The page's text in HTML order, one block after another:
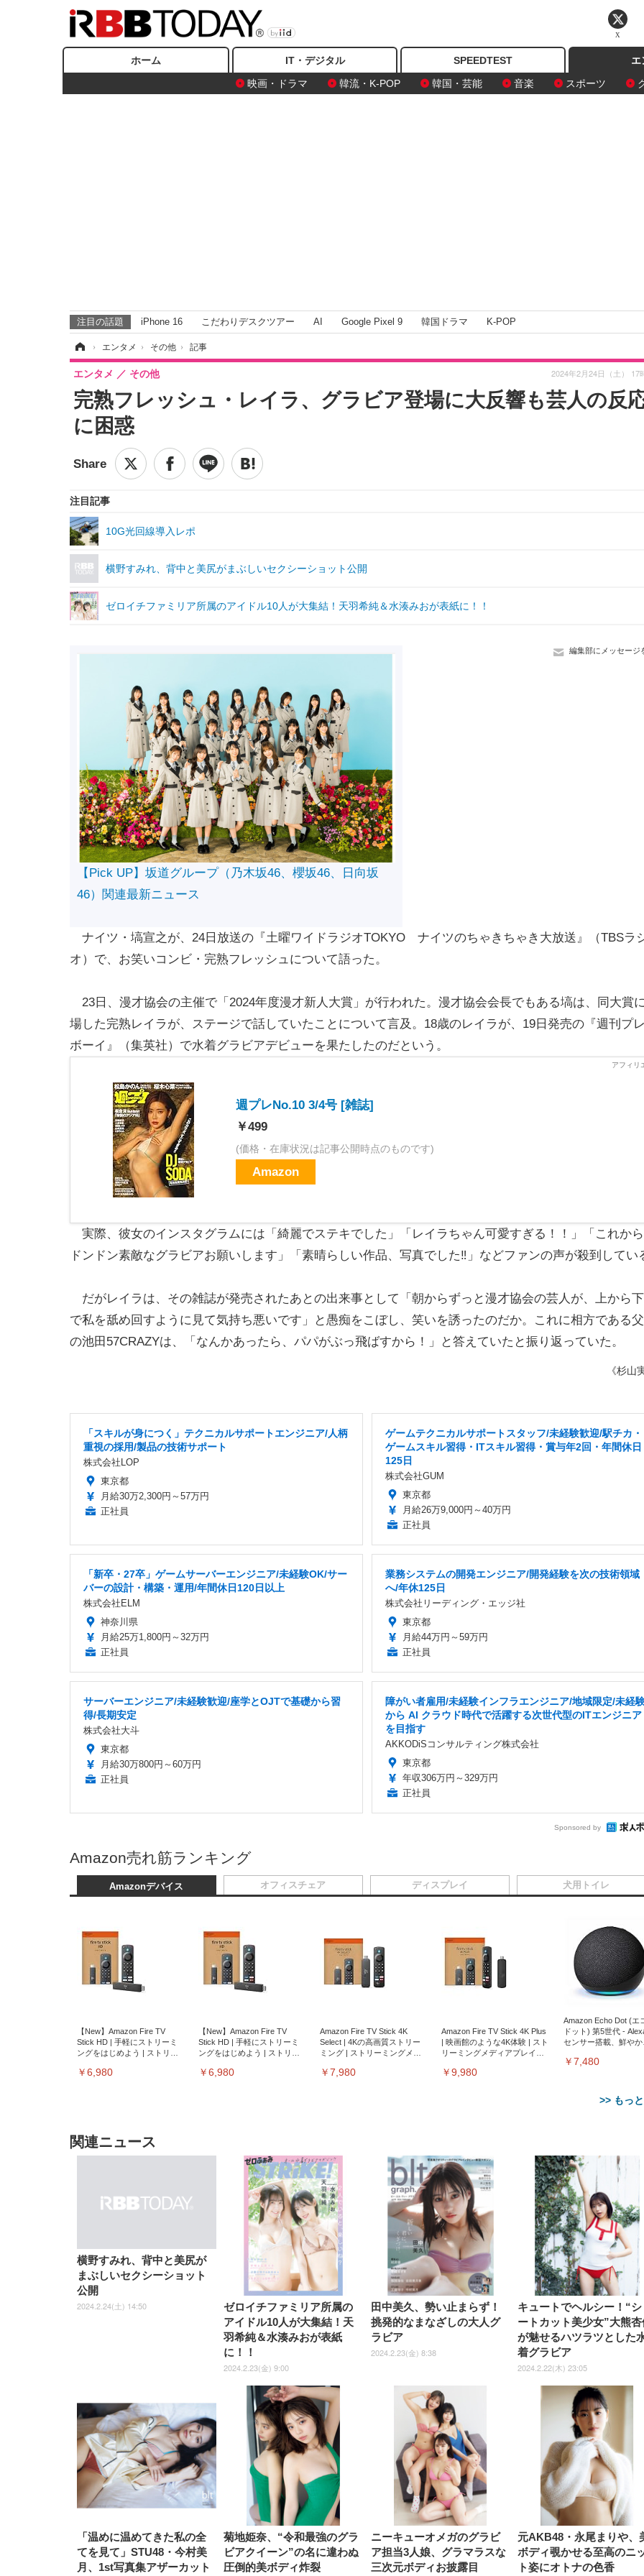
ホーム IT・デジタル SPEEDTEST
エ
映画・ドラマ
韓流・K-POP 韓国・芸能 音楽 スポーツ
注目の話題 iPhone 16 こだわりデスクツアー AI Google Pixel 9 韓国ドラマ K-POP
› エンタメ › その他 › 記事
完熟フレッシュ・レイラ、グラビア登場に大反響も芸人の反
に困惑
エンタメ その他 2024年2月24日（土） 17
注目記事
10G光回線導入レポ
横野すみれ、背中と美尻がまぶしいセクシーショット公開
ゼロイチファミリア所属のアイドル10人が大集結！天羽希純＆水湊みおが表紙に！！
編集部にメッセージ
【Pick UP】坂道グループ（乃木坂46、櫻坂46、日向坂
46）関連最新ニュース
ナイツ・塙宣之が、24日放送の『土曜ワイドラジオTOKYO ナイツのちゃきちゃき大放送』（TBSラ
オ）で、お笑いコンビ・完熟フレッシュについて語った。
23日、漫才協会の主催で「2024年度漫才新人大賞」が行われた。漫才協会会長でもある塙は、同大賞
場した完熟レイラが、ステージで話していたことについて言及。18歳のレイラが、19日発売の『週刊プ
ボーイ』（集英社）で水着グラビアデビューを果たしたのだという。
週プレNo.10 3/4号 [雑誌]
￥499
(価格・在庫状況は記事公開時点のものです)
Amazon
実際、彼女のインスタグラムには「綺麗でステキでした」「レイラちゃん可愛すぎる！！」「これか
ドンドン素敵なグラビアお願いします」「素晴らしい作品、写真でした‼️」などファンの声が殺到してい
だがレイラは、その雑誌が発売されたあとの出来事として「朝からずっと漫才協会の芸人が、上から下
で私を舐め回すように見て気持ち悪いです」と愚痴をこぼし、笑いを誘ったのだか。これに相方である
の池田57CRAZYは、「なんかあったら、パパがぶっ飛ばすから！」と答えていたと振り返っていた。
《杉山
「スキルが身につく」テクニカルサポートエンジニア/人柄
重視の採用/製品の技術サポート
株式会社LOP
東京都
月給30万2,300円～57万円
正社員
ゲームテクニカルサポートスタッフ/未経験歓迎/駅チカ・
ゲームスキル習得・ITスキル習得・賞与年2回・年間休日
125日
株式会社GUM
東京都
月給26万9,000円～40万円
正社員
「新卒・27卒」ゲームサーバーエンジニア/未経験OK/サー
バーの設計・構築・運用/年間休日120日以上
株式会社ELM
神奈川県
月給25万1,800円～32万円
正社員
業務システムの開発エンジニア/開発経験を次の技術領域
へ/年休125日
株式会社リーディング・エッジ社
東京都
月給44万円～59万円
正社員
サーバーエンジニア/未経験歓迎/座学とOJTで基礎から習
得/長期安定
株式会社大斗
東京都
月給30万800円～60万円
正社員
障がい者雇用/未経験インフラエンジニア/地域限定/未経
から AI クラウド時代で活躍する次世代型のITエンジニア
を目指す
AKKODiSコンサルティング株式会社
東京都
年収306万円～329万円
正社員
Sponsored by
Amazon売れ筋ランキング
Amazonデバイス
【New】Amazon Fire TV
Stick HD | 手軽にストリーミ
ングをはじめよう | ストリー
￥6,980
【New】Amazon Fire TV
Stick HD | 手軽にストリーミ
ングをはじめよう | ストリー
￥6,980
Amazon Fire TV Stick 4K
Select | 4Kの高画質ストリー
ミング | ストリーミングメデ
￥7,980
Amazon Fire TV Stick 4K Plus
| 映画館のような4K体験 | スト
リーミングメディアプレイヤ
￥9,980
Amazon Echo Dot (エ
ドット) 第5世代 -
センサー搭載、鮮やか
￥7,480
>> もっ
オフィスチェア
子 テレワーク 疲れない 跳ね
上げ式アームレスト コンパク
ト 約105度ロッキング pc 事務
椅子 360度回転 座面昇降 強化
ナイロン樹脂ベース 通気性メ
ッシュ 在宅ワーク H-
￥5,699
SIHOO B100 オフィスチェア
／デスクチェア メッシュチェ
ア 人間工学 疲れない ブラッ
ク
￥27,999
Sezlife オフィスチェア デスク
チェア 疲れない テレワーク
チェア 強化バックレスト 30
度ロッキング機能 人間工学 椅
子 腰サポート 90度跳ね上げ
式アームレスト 3Dヘッドレス
ト ハンガー付き 高反発クッシ
ョン PCチェア 通気性メッシ
ュ ゲーミング/勉強/事務用 お
しゃれ パソコンチェア (ブラ
￥7,680
Sezlife オフィスチェア デスク
チェア 疲れない テレワーク
チェア 強化バックレスト 30度
ロッキング機能 人間工学 椅子
腰サポート 90度跳ね上げ式ア
ームレスト 3Dヘッドレスト
ハンガー付き 高反発クッショ
ン PCチェア 通気性メッシュ
ゲーミング/勉強/事務用 おし
ゃれ パソコンチェア (ホワイ
￥7,680
ANDWINT オフィスチ
ア デスクチェア 肘な
ッシュ 通気性 ランバ
ポート付き 腰サポート
ス圧無段階昇降 360度
転 キャスター付き コ
84～96cm テレワーク
宅勤務 ブラック
￥4,139
ディスプレイ
EV3240X-WT | 31.5型4K
UHD・USB Type-C・ホワイ
ト
￥105,595
EIZO ビジネス向けプレミア
ムモニター | FlexScan
EV2740X-WT | 27.0型4K
UHD・USB Type-C・ホワイ
ト
￥109,572
【純正品】27"ゲーミングモ
ニター DualSense 充電フッ
ク付き（CFI-ZDM1J）
￥49,979
【整備済み品】Dell
E2724HS 27インチ 液晶モ
ニター フル
HD（1920×1080）VA 非光
沢 HDMI/DisplayPort/VGA
スピーカー内蔵 高さ調整 ス
イベル VESA対応
ComfortView ビジネス向け
￥15,800
【MiniLED/24.5inch/280Hz/
GRAPHT THE SHOOTER
Gaming Monitor 24” Essential
ーミングモニター QD 24.5イ
1ms FHD 量子ドット 残像低減
年保証 | 輝点保証 | 日本メーカ
￥34,980
犬用トイレ
ーツ 薄型 レギュラー 1回使い
捨て 無香料 ホワイト 300枚
￥3,373
Amazonベーシック ペットシ
ーツ 厚型 ワイド 42枚x2袋(84
枚) ホワイト(吸収面:ライトブ
ルー)
￥3,234
ネオ・ルーライフ ネオ・オム
ツ L 中型犬用 26枚入り 単品
￥1,800
Smart Basic(スマートベーシ
ック) 【Amazon.co.jp限定】
Smart Basic アイリスオーヤマ
ペットシーツ 超厚型 お徳用
ワイド 100枚入 (x 1) (ケース
販売)
￥3,670
アイリスオーヤマ ペッ
シーツ 超厚型 お徳用
ュラー 200枚入
【Amazon.co.jp限定】
￥3,731
関連ニュース
横野すみれ、背中と美尻が
まぶしいセクシーショット
公開
2024.2.24(土) 14:50
ゼロイチファミリア所属の
アイドル10人が大集結！天
羽希純＆水湊みおが表紙
に！！
2024.2.23(金) 9:00
田中美久、勢い止まらず！
挑発的なまなざしの大人グ
ラビア
2024.2.23(金) 8:38
キュートでヘルシー！“シ
ートカット美少女”大熊杏
が魅せるハツラツとした
着グラビア
2024.2.22(木) 23:05
「温めに温めてきた私の全
てを見て」STU48・今村美
月、1st写真集アザーカット
菊地姫奈、“令和最強のグラ
ビアクイーン”の名に違わぬ
圧倒的美ボディ炸裂
ニーキューオメガのグラビ
ア担当3人娘、グラマラスな
三次元ボディお披露目
元AKB48・永尾まりや、
ボディ覗かせる至高のニ
ト姿にオトナの色香
X